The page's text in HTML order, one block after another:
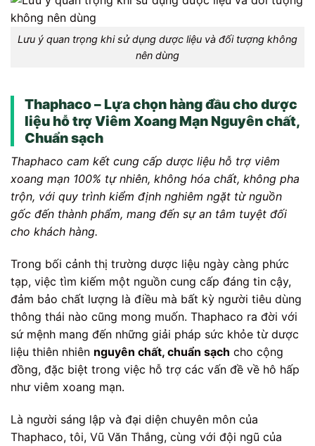
Lưu ý quan trọng khi sử dụng dược liệu và đối tượng không
nên dùng
Thaphaco – Lựa chọn hàng đầu cho dược
liệu hỗ trợ Viêm Xoang Mạn Nguyên chất,
Chuẩn sạch
Thaphaco cam kết cung cấp dược liệu hỗ trợ viêm
xoang mạn 100% tự nhiên, không hóa chất, không pha
trộn, với quy trình kiểm định nghiêm ngặt từ nguồn
gốc đến thành phẩm, mang đến sự an tâm tuyệt đối
cho khách hàng.
Trong bối cảnh thị trường dược liệu ngày càng phức
tạp, việc tìm kiếm một nguồn cung cấp đáng tin cậy,
đảm bảo chất lượng là điều mà bất kỳ người tiêu dùng
thông thái nào cũng mong muốn. Thaphaco ra đời với
sứ mệnh mang đến những giải pháp sức khỏe từ dược
liệu thiên nhiên nguyên chất, chuẩn sạch cho cộng
đồng, đặc biệt trong việc hỗ trợ các vấn đề về hô hấp
như viêm xoang mạn.
Là người sáng lập và đại diện chuyên môn của
Thaphaco, tôi, Vũ Văn Thắng, cùng với đội ngũ của